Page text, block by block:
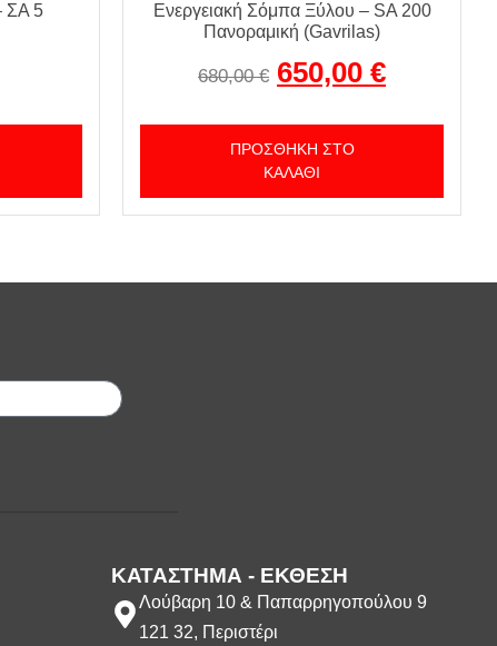
ΣΑ 5
Ενεργειακή Σόμπα Ξύλου – SA 200
Πανοραμική (Gavrilas)
680,00€ 650,00 €
ΠΡΟΣΘΉΚΗ ΣΤΟ
ΚΑΛΆΘΙ
ΚΑΤΑΣΤΗΜΑ - ΕΚΘΕΣΗ
Λούβαρη 10 & Παπαρρηγοπούλου 9
121 32, Περιστέρι